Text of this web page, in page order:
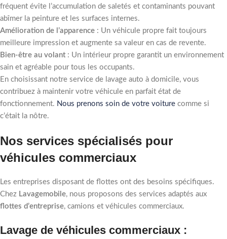
fréquent évite l’accumulation de saletés et contaminants pouvant
abîmer la peinture et les surfaces internes.
Amélioration de l’apparence : Un véhicule propre fait toujours
meilleure impression et augmente sa valeur en cas de revente.
Bien-être au volant: Un intérieur propre garantit un environnement
sain et agréable pour tous les occupants.
En choisissant notre service de lavage auto à domicile, vous
contribuez à maintenir votre véhicule en parfait état de
fonctionnement. Nous prenons soin de votre voiture comme si
c’était la nôtre.
Nos services spécialisés pour
véhicules commerciaux
Les entreprises disposant de flottes ont des besoins spécifiques.
Chez Lavagemobile, nous proposons des services adaptés aux
flottes d’entreprise, camions et véhicules commerciaux.
Lavage de véhicules commerciaux :